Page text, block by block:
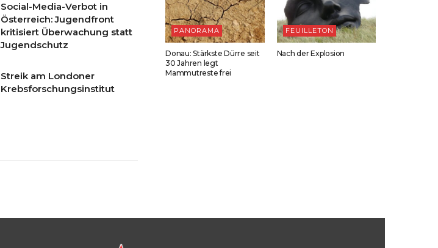
Social-Media-Verbot in
Österreich: Jugendfront
kritisiert Überwachung statt
Jugendschutz
Streik am Londoner
Krebsforschungsinstitut
PANORAMA
Donau: Stärkste Dürre seit
30 Jahren legt
Mammutreste frei
FEUILLETON
Nach der Explosion